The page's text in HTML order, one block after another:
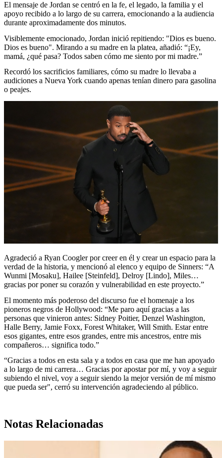
El mensaje de Jordan se centró en la fe, el legado, la familia y el
apoyo recibido a lo largo de su carrera, emocionando a la audiencia
durante aproximadamente dos minutos.
Visiblemente emocionado, Jordan inició repitiendo: "Dios es bueno.
Dios es bueno". Mirando a su madre en la platea, añadió: “¡Ey,
mamá, ¿qué pasa? Todos saben cómo me siento por mi madre.”
Recordó los sacrificios familiares, cómo su madre lo llevaba a
audiciones a Nueva York cuando apenas tenían dinero para gasolina
o peajes.
Agradeció a Ryan Coogler por creer en él y crear un espacio para la
verdad de la historia, y mencionó al elenco y equipo de Sinners: “A
Wunmi [Mosaku], Hailee [Steinfeld], Delroy [Lindo], Miles…
gracias por poner su corazón y vulnerabilidad en este proyecto.”
El momento más poderoso del discurso fue el homenaje a los
pioneros negros de Hollywood: “Me paro aquí gracias a las
personas que vinieron antes: Sidney Poitier, Denzel Washington,
Halle Berry, Jamie Foxx, Forest Whitaker, Will Smith. Estar entre
esos gigantes, entre esos grandes, entre mis ancestros, entre mis
compañeros… significa todo.”
“Gracias a todos en esta sala y a todos en casa que me han apoyado
a lo largo de mi carrera… Gracias por apostar por mí, y voy a seguir
subiendo el nivel, voy a seguir siendo la mejor versión de mí mismo
que pueda ser", cerró su intervención agradeciendo al público.
Notas Relacionadas